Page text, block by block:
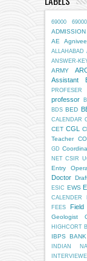
69000
ADMISSION
AE
ALLAHABAD
ANSWER-
ARMY
Assistant
PROFESER
professor
BDS BED
CALENDAR
CET CGL
Teacher
GD
NET CSIR
Entry
Doctor
ESIC EWS
CALENDER
FEES
Field
Geologist
HIGHCORT
IBPS BANK
INDIAN
INTERVIEWE